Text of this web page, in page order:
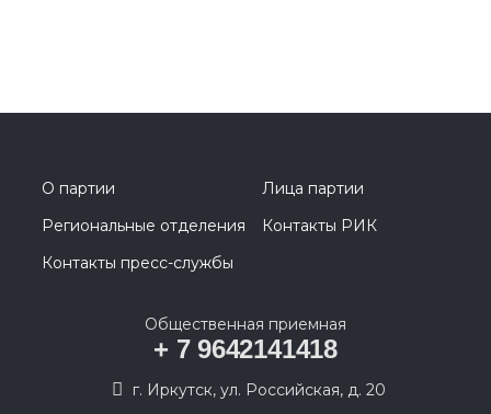
О партии
Лица партии
Региональные отделения
Контакты РИК
Контакты пресс-службы
Общественная приемная
+ 7 9642141418
г. Иркутск, ул. Российская, д. 20